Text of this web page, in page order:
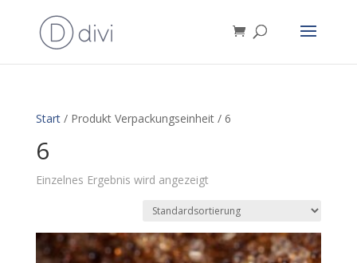
Start/ Produkt Verpackungseinheit / 6
6
Einzelnes Ergebnis wird angezeigt